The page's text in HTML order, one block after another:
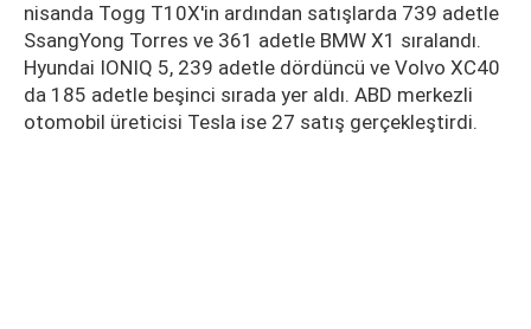
nisanda Togg T10X'in ardından satışlarda 739 adetle
SsangYong Torres ve 361 adetle BMW X1 sıralandı.
Hyundai IONIQ 5, 239 adetle dördüncü ve Volvo XC40
da 185 adetle beşinci sırada yer aldı. ABD merkezli
otomobil üreticisi Tesla ise 27 satış gerçekleştirdi.